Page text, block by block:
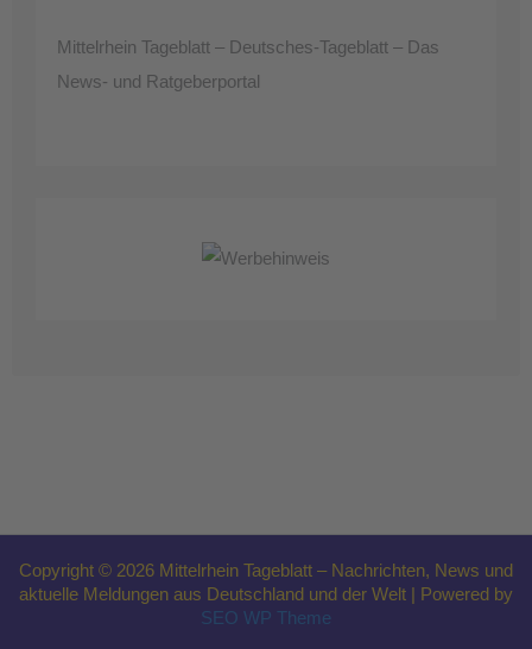
Mittelrhein Tageblatt – Deutsches-Tageblatt – Das
News- und Ratgeberportal
Copyright © 2026 Mittelrhein Tageblatt – Nachrichten, News und
aktuelle Meldungen aus Deutschland und der Welt | Powered by
SEO WP Theme